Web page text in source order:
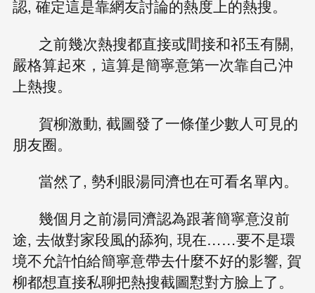
認, 確定這是靠網友討論的熱度上的熱搜。
之前幾次熱搜都直接或間接和祁玉有關,
嚴格算起來，這算是簡寧意第一次靠自己沖
上熱搜。
賀柳激動, 截圖發了一條僅少數人可見的
朋友圈。
當然了, 勢利眼湯同濟也在可看名單內。
幾個月之前湯同濟認為跟著簡寧意沒前
途, 去做對家段風的舔狗, 現在……要不是環
境不允許怕給簡寧意帶去什麼不好的影響, 賀
柳都想直接私聊把熱搜截圖懟對方臉上了。